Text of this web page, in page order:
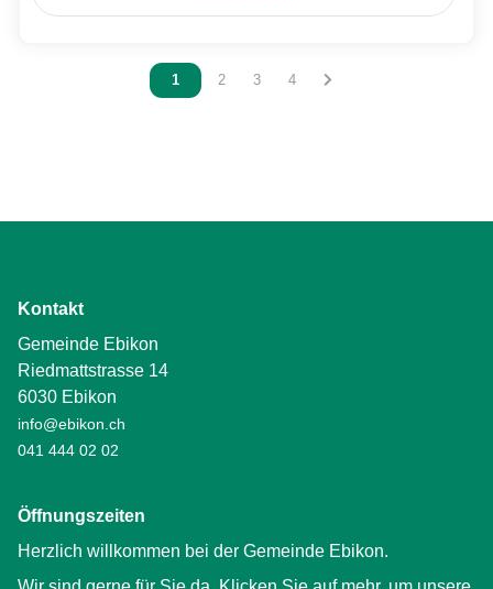
Vous êtes sur la page
1 Vous êtes sur la page
2 Vous êtes sur la page
3 Vous êtes sur la page
4
Kontakt
Gemeinde Ebikon
Riedmattstrasse 14
6030 Ebikon
info@ebikon.ch
041 444 02 02
Öffnungszeiten
Herzlich willkommen bei der Gemeinde Ebikon.